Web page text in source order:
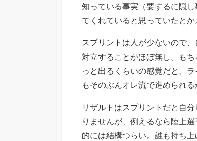
知っている事実（要するに隠
てくれていると思っていたと
スプリントは人が少ないので
対立することがほぼ無し。も
っと出るくらいの感覚だと、
もそのぶんオレ流で進められる
リザルトはスプリントだと自
りませんが、例えるなら陸上
的には結構つらい。誰も持ち